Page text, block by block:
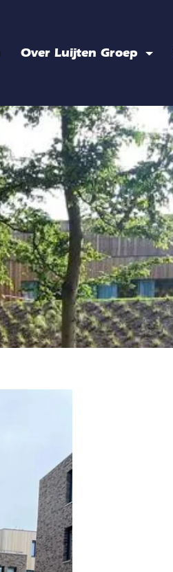
Over Luijten Groep